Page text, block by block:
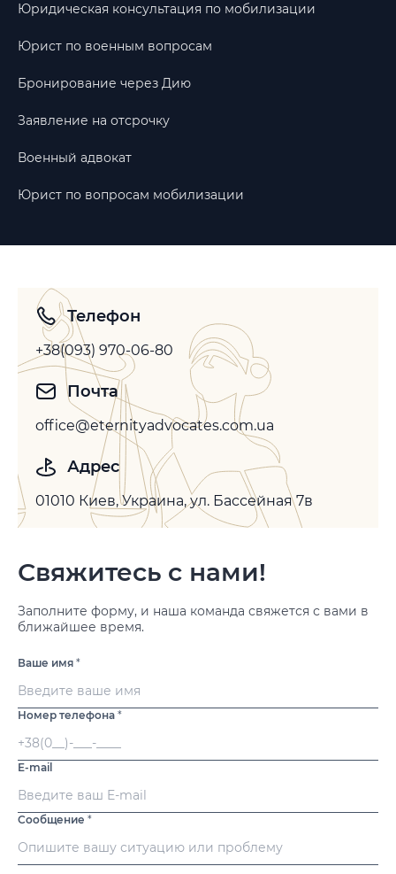
Юридическая консультация по мобилизации
Юрист по военным вопросам
Бронирование через Дию
Заявление на отсрочку
Военный адвокат
Юрист по вопросам мобилизации
Телефон
+38(093) 970-06-80
Почта
office@eternityadvocates.com.ua
Адрес
01010 Киев, Украина, ул. Бассейная 7в
Свяжитесь с нами!
Заполните форму, и наша команда свяжется с вами в
ближайшее время.
Ваше имя *
Номер телефона *
E-mail
Сообщение *